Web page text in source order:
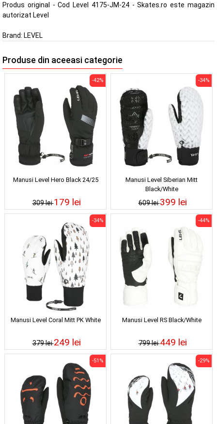
Produs original - Cod Level 4175-JM-24 - Skates.ro este magazin
autorizat Level
Brand: LEVEL
Produse din aceeasi categorie
Manusi Level Hero Black 24/25
309 lei
-42%
179 lei
Manusi Level Siberian Mitt
Black/White
609 lei
-34%
399 lei
Manusi Level Coral Mitt PK White
379 lei
-34%
249 lei
Manusi Level RS Black/White
799 lei
-44%
449 lei
-51% -29%